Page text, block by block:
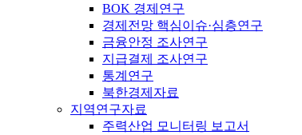
BOK 경제연구
경제전망 핵심이슈·심층연구
금융안정 조사연구
지급결제 조사연구
통계연구
북한경제자료
지역연구자료
주력산업 모니터링 보고서